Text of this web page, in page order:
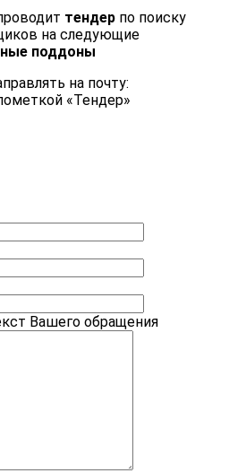
тендер по поиску
на следующие
поддоны
на почту:
«Тендер»
Вашего обращения